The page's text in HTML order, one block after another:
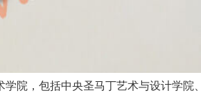
院，包括中央圣马丁艺术与设计学